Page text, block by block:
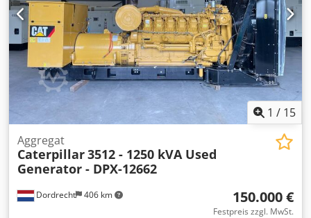
1 / 15
Dordrecht 406 km
Aggregat
Caterpillar3512 - 1250 kVA Used
Generator - DPX-12662
150.000 €
Festpreis zzgl. MwSt.